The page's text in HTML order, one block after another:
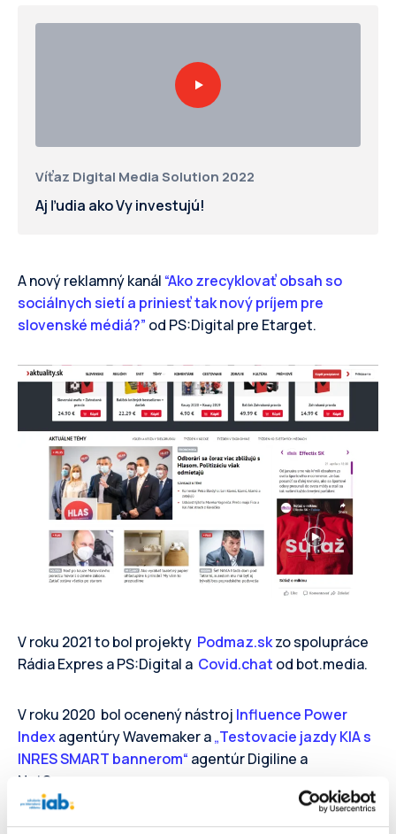
Víťaz Digital Media Solution 2022
Aj ľudia ako Vy investujú!
A nový reklamný kanál “Ako zrecyklovať obsah so
sociálnych sietí a priniesť tak nový príjem pre
slovenské médiá?” od PS:Digital pre Etarget.
V roku 2021 to bol projekty Podmaz.skzo spolupráce
Rádia Expres a PS:Digital a Covid.chat od bot.media.
V roku 2020 bol ocenený nástroj Influence Power
Indexagentúry Wavemaker a„Testovacie jazdy KIA s
INRES SMART bannerom“ agentúr Digiline a
NetSuccess.